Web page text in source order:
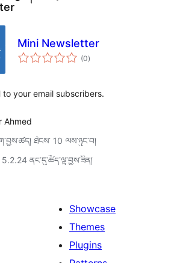
Mini Newsletter
(0གདེང་
འཇོག་
)
to your email subscribers.
Ahmed
ཐེངས་ 10 ལས་ཉུང་བ།
ནང་དུ་ཚོད་ལྟ་བྱས་ཟིན།
Showcase
Themes
Plugins